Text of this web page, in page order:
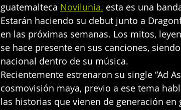
guatemalteca Novilunia. esta es una
Estarán haciendo su debut junto a
en las próximas semanas. Los mitos,
se hace presente en sus canciones,
nacional dentro de su música.
Recientemente estrenaron su single “Ad
cosmovisión maya, previo a ese tema
las historias que vienen de generación en